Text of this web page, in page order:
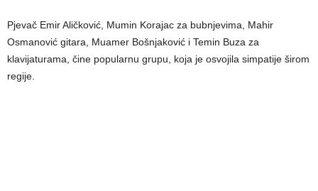
Pjevač Emir Aličković, Mumin Korajac za bubnjevima, Mahir
Osmanović gitara, Muamer Bošnjaković i Temin Buza za
klavijaturama, čine popularnu grupu, koja je osvojila simpatije širom
regije.